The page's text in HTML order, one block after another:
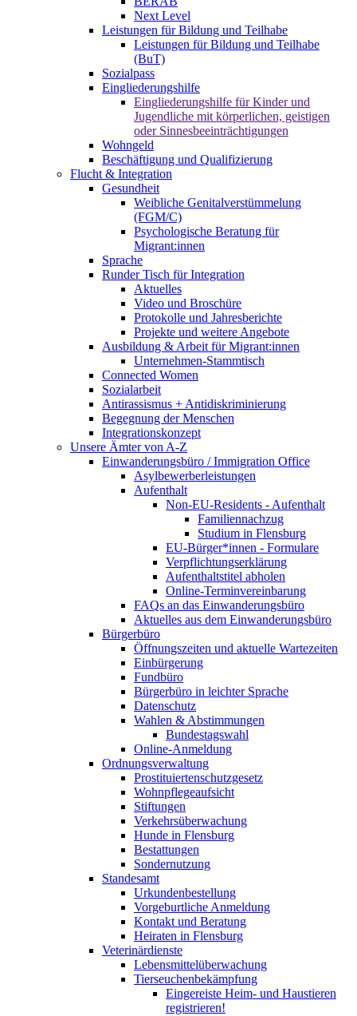
Next Level
Leistungen für Bildung und Teilhabe
Leistungen für Bildung und Teilhabe
(BuT)
Sozialpass
Eingliederungshilfe
Eingliederungshilfe für Kinder und
Jugendliche mit körperlichen, geistigen
oder Sinnesbeeinträchtigungen
Wohngeld
Beschäftigung und Qualifizierung
Flucht & Integration
Gesundheit
Weibliche Genitalverstümmelung
(FGM/C)
Psychologische Beratung für
Migrant:innen
Sprache
Runder Tisch für Integration
Aktuelles
Video und Broschüre
Protokolle und Jahresberichte
Projekte und weitere Angebote
Ausbildung & Arbeit für Migrant:innen
Unternehmen-Stammtisch
Connected Women
Sozialarbeit
Antirassismus + Antidiskriminierung
Begegnung der Menschen
Integrationskonzept
Unsere Ämter von A-Z
Einwanderungsbüro / Immigration Office
Asylbewerberleistungen
Aufenthalt
Non-EU-Residents - Aufenthalt
Familiennachzug
Studium in Flensburg
EU-Bürger*innen - Formulare
Verpflichtungserklärung
Aufenthaltstitel abholen
Online-Terminvereinbarung
FAQs an das Einwanderungsbüro
Aktuelles aus dem Einwanderungsbüro
Bürgerbüro
Öffnungszeiten und aktuelle Wartezeiten
Einbürgerung
Fundbüro
Bürgerbüro in leichter Sprache
Datenschutz
Wahlen & Abstimmungen
Bundestagswahl
Online-Anmeldung
Ordnungsverwaltung
Prostituiertenschutzgesetz
Wohnpflegeaufsicht
Stiftungen
Verkehrsüberwachung
Hunde in Flensburg
Bestattungen
Sondernutzung
Standesamt
Urkundenbestellung
Vorgeburtliche Anmeldung
Kontakt und Beratung
Heiraten in Flensburg
Veterinärdienste
Lebensmittelüberwachung
Tierseuchenbekämpfung
Eingereiste Heim- und Haustieren
registrieren!